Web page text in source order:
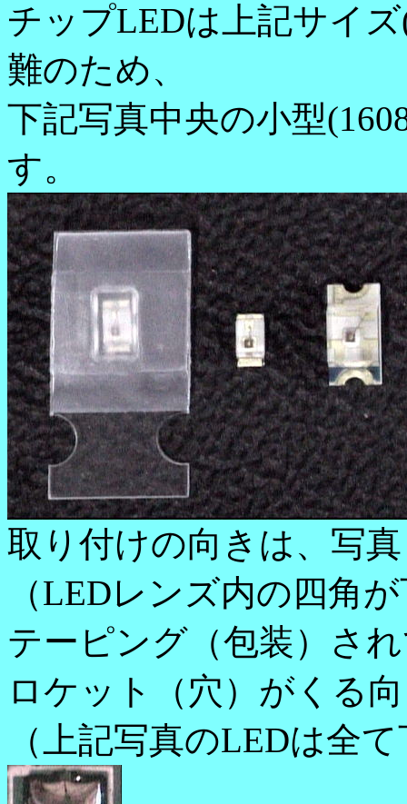
チップLEDは上記サイ
難のため、
下記写真中央の小型
す。
取り付けの向きは、写
（LEDレンズ内の四角
テーピング（包装）さ
ロケット（穴）がくる
（上記写真のLEDは全